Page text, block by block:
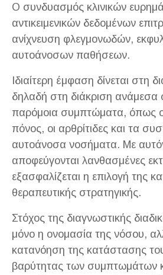
Ο συνδυασμός κλινικών
αντικειμενικών δεδομένων
ανίχνευση φλεγμονωδών,
αυτοάνοσων παθήσεων.
Ιδιαίτερη έμφαση δίνεται στη
δηλαδή στη διάκριση ανάμεσα
παρόμοια συμπτώματα, όπως ο
πόνος, οι αρθρίτιδες και τα
αυτοάνοσα νοσήματα. Με
αποφεύγονται λανθασμένες
εξασφαλίζεται η επιλογή της
θεραπευτικής στρατηγικής.
Στόχος της διαγνωστικής
μόνο η ονομασία της νόσου,
κατανόηση της κατάστασης
βαρύτητας των συμπτωμάτων